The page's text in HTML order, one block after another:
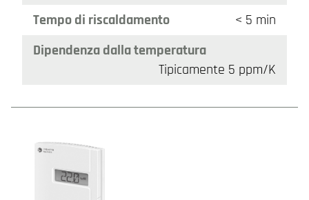
Tempo di riscaldamento
< 5 min
Dipendenza dalla temperatura
Tipicamente 5 ppm/K